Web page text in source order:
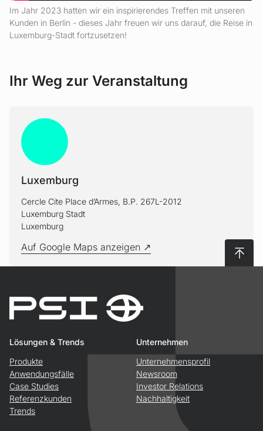
Im Jahr 2023 hatten wir ein inspirierendes Treffen mit unseren
Kunden in Berlin - dieses Jahr freuen wir uns darauf, die Reise in
Luxemburg-Stadt fortzusetzen!
Ihr Weg zur Veranstaltung
Luxemburg
Cercle Cite Place d’Armes, B.P. 267L-2012
Luxemburg Stadt
Luxemburg
Auf Google Maps anzeigen
Lösungen & Trends
Produkte
Anwendungsfälle
Case Studies
Referenzkunden
Trends
Unternehmen
Unternehmensprofil
Newsroom
Investor Relations
Nachhaltigkeit
Nach